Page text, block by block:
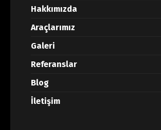
Hakkımızda
Araçlarımız
Galeri
Referanslar
Blog
İletişim